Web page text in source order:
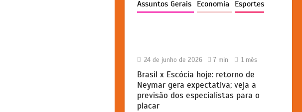
Assuntos Gerais Economia Esportes
24 de junho de 2026 7 min 1 mês
Brasil x Escócia hoje: retorno de
Neymar gera expectativa; veja a
previsão dos especialistas para o
placar